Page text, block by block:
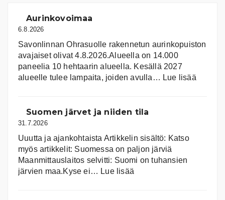
Aurinkovoimaa
6.8.2026
Savonlinnan Ohrasuolle rakennetun aurinkopuiston
avajaiset olivat 4.8.2026.Alueella on 14.000
paneelia 10 hehtaarin alueella. Kesällä 2027
alueelle tulee lampaita, joiden avulla… Lue lisää:
Suomen järvet ja niiden tila
31.7.2026
Uuutta ja ajankohtaista Artikkelin sisältö: Katso
myös artikkelit: Suomessa on pal­jon jär­viä
Maanmittauslaitos selvitti: Suomi on tuhansien
järvien maa.Kyse ei… Lue lisää